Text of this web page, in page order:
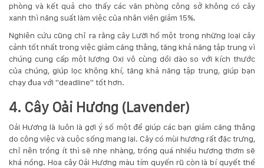
phòng và kết quả cho thấy các văn phòng công sở không có cây
xanh thì năng suất làm việc của nhân viên giảm 15%.
Nghiên cứu cũng chỉ ra rằng cây Lưỡi hổ một trong những loại cây
cảnh tốt nhất trong việc giảm căng thẳng, tăng khả năng tập trung vì
chúng cung cấp một lượng Oxi vô cùng dồi dào so với kích thước
của chúng, giúp lọc không khí, tăng khả năng tập trung, giúp bạn
chạy đua với "deadline" tốt hơn.
4. Cây Oải Hương (Lavender)
Oải Hương là luôn là gợi ý số một để giúp các bạn giảm căng thẳng
do công việc và cuộc sống mang lại. Cây có mùi hương rất đặc trưng,
chỉ nên trồng ít thì sẽ nhẹ nhàng, trồng quá nhiều hương thơm sẽ
khá nồng. Hoa cây Oải Hương màu tím quyến rũ còn là bí quyết thể